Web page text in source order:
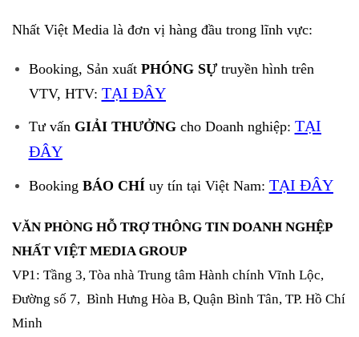
Nhất Việt Media là đơn vị hàng đầu trong lĩnh vực:
Booking, Sản xuất PHÓNG SỰtruyền hình trên
VTV, HTV: TẠI ĐÂY
Tư vấn GIẢI THƯỞNGcho Doanh nghiệp: TẠI
ĐÂY
Booking BÁO CHÍuy tín tại Việt Nam: TẠI ĐÂY
VĂN PHÒNG HỖ TRỢ THÔNG TIN DOANH NGHỆP
NHẤT VIỆT MEDIA GROUP
VP1: Tầng 3, Tòa nhà Trung tâm Hành chính Vĩnh Lộc,
Đường số 7, Bình Hưng Hòa B, Quận Bình Tân, TP. Hồ Chí
Minh